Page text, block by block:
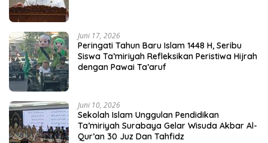
Juni 17, 2026
Peringati Tahun Baru Islam 1448 H, Seribu
Siswa Ta’miriyah Refleksikan Peristiwa Hijrah
dengan Pawai Ta’aruf
Juni 10, 2026
Sekolah Islam Unggulan Pendidikan
Ta’miriyah Surabaya Gelar Wisuda Akbar Al-
Qur’an 30 Juz Dan Tahfidz